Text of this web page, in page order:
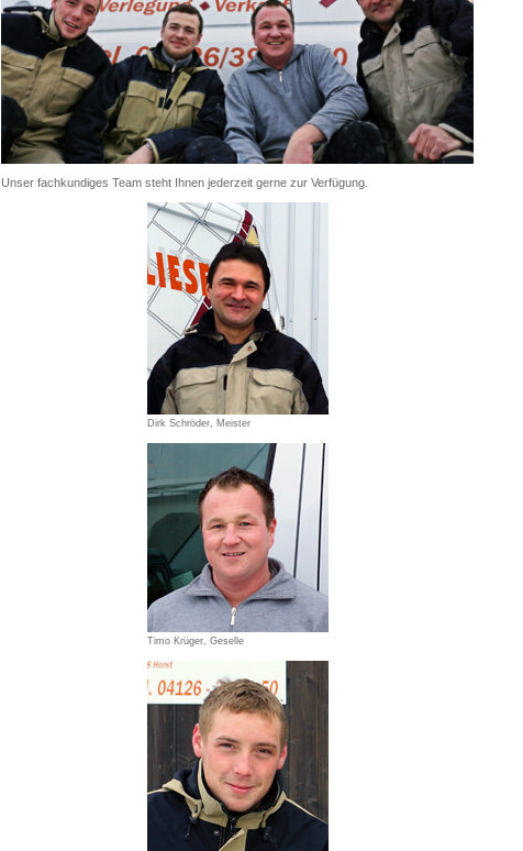
Unser fachkundiges Team steht Ihnen jederzeit gerne zur Verfügung.
Dirk Schröder, Meister
Timo Krüger, Geselle